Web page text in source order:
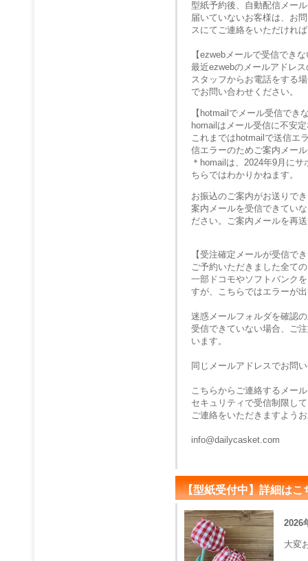
型紙予約後、自動配信メー
届いていないお客様は、お
スにてご連絡をいただけれ
【ezwebメールで受信でき
最近ezwebのメールアドレ
スタッフからお電話をする
でお問い合わせください。
【hotmailでメール受信でき
homailはメール受信に不安
これまではhotmailで送信エ
信エラーのためご案内メー
＊homailは、2024年9月に
ちらではわかりかねます。
お振込のご案内がお送りで
案内メールを受信できてい
ださい。ご案内メールを再
【受注確定メールが受信で
ご予約いただきました全て
一部ドコモやソフトバンク
すが、こちらではエラーが
迷惑メールフォルダを確認
受信できていない場合、ご
います。
同じメールアドレスでお問
こちらからご連絡するメー
セキュリティで受信制限し
ご連絡をいただきますよう
info@dailycasket.com
【型紙受付中】詳細はこ
2026
大変